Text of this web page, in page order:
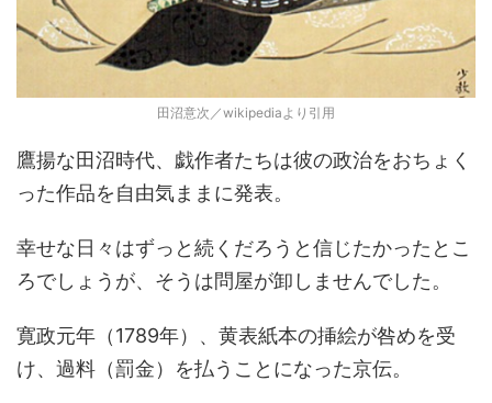
田沼意次／wikipediaより引用
鷹揚な田沼時代、戯作者たちは彼の政治をおちょく
った作品を自由気ままに発表。
幸せな日々はずっと続くだろうと信じたかったとこ
ろでしょうが、そうは問屋が卸しませんでした。
寛政元年（1789年）、黄表紙本の挿絵が咎めを受
け、過料（罰金）を払うことになった京伝。